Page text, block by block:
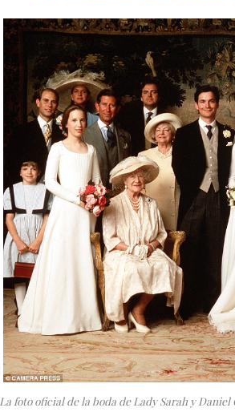
La foto oficial de la boda de Lady Sarah y